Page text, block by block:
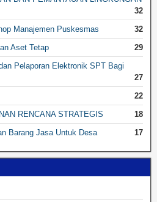
32
Manajemen Puskesmas
32
Aset Tetap
29
Pelaporan Elektronik SPT Bagi
27
22
RENCANA STRATEGIS
18
Barang Jasa Untuk Desa
17